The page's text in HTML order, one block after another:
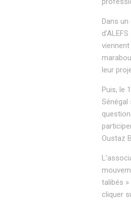
Dans
leur
Puis, le
Sénégal
Oustaz
talibés »
cliquer